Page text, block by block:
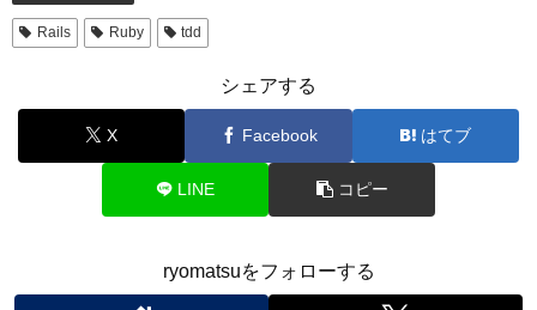
Rails Ruby tdd
シェアする
X Facebook はてブ
LINE コピー
ryomatsuをフォローする